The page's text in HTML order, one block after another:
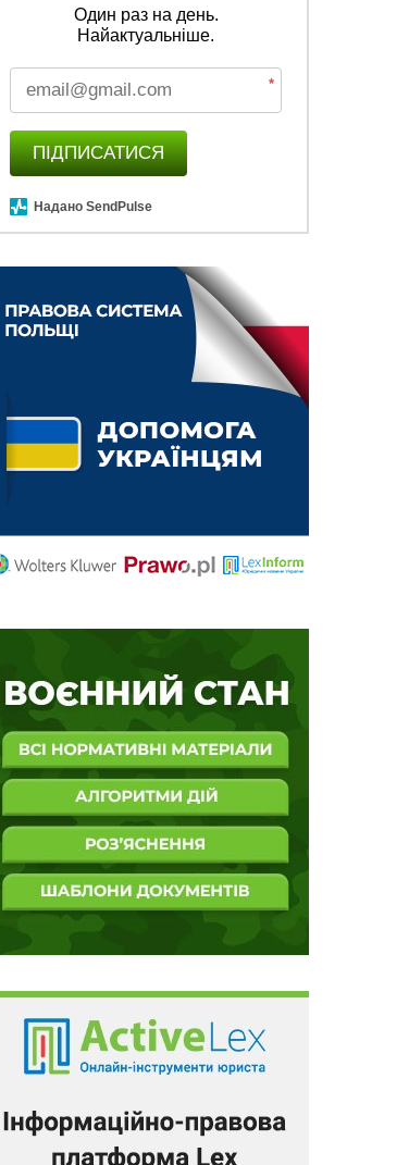
Один раз на день.
Найактуальніше.
*
ПІДПИСАТИСЯ
Надано SendPulse